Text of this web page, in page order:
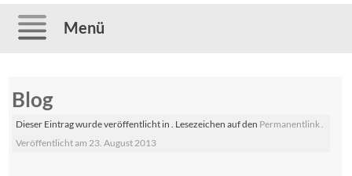
Menü
zum
Inhalt
Blog
Dieser Eintrag wurde veröffentlicht in . Lesezeichen auf den Permanentlink.
Veröffentlicht am23. August 2013